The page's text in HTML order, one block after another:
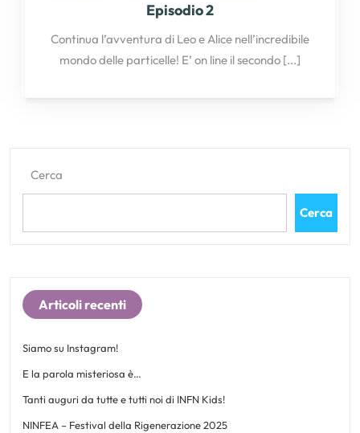
Episodio 2
Continua l’avventura di Leo e Alice nell’incredibile
mondo delle particelle! E’ on line il secondo [...]
Cerca
Cerca
Articoli recenti
Siamo su Instagram!
E la parola misteriosa è…
Tanti auguri da tutte e tutti noi di INFN Kids!
NINFEA – Festival della Rigenerazione 2025